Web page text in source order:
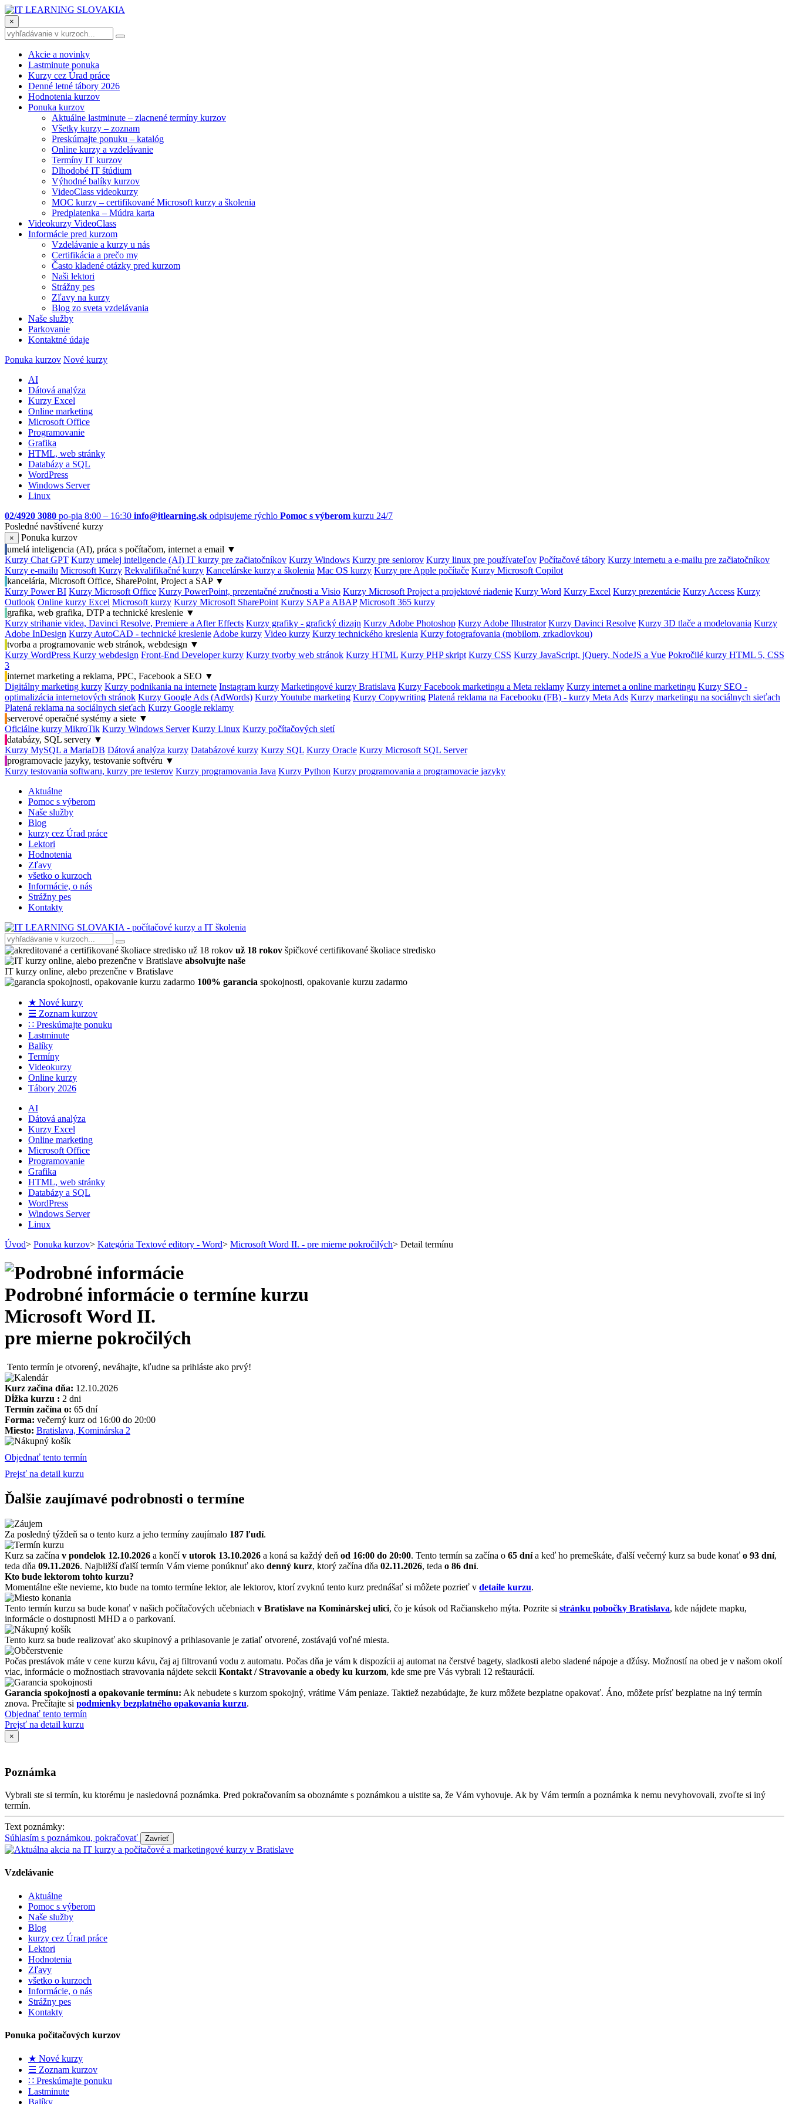
×
Akcie a novinky
Lastminute ponuka
Kurzy cez Úrad práce
Denné letné tábory 2026
Hodnotenia kurzov
Ponuka kurzov
Aktuálne lastminute – zlacnené termíny kurzov
Všetky kurzy – zoznam
Preskúmajte ponuku – katalóg
Online kurzy a vzdelávanie
Termíny IT kurzov
Dlhodobé IT štúdium
Výhodné balíky kurzov
VideoClass videokurzy
MOC kurzy – certifikované Microsoft kurzy a školenia
Predplatenka – Múdra karta
Videokurzy VideoClass
Informácie pred kurzom
Vzdelávanie a kurzy u nás
Certifikácia a prečo my
Často kladené otázky pred kurzom
Naši lektori
Strážny pes
Zľavy na kurzy
Blog zo sveta vzdelávania
Naše služby
Parkovanie
Kontaktné údaje
Ponuka kurzov Nové kurzy
AI
Dátová analýza
Kurzy Excel
Online marketing
Microsoft Office
Programovanie
Grafika
HTML, web stránky
Databázy a SQL
WordPress
Windows Server
Linux
02/4920 3080 po-pia 8:00 – 16:30 info@itlearning.sk odpisujeme rýchlo Pomoc s výberom kurzu 24/7
Posledné navštívené kurzy
×
Ponuka kurzov
umelá inteligencia (AI), práca s počítačom, internet a email ▼
Kurzy Chat GPT Kurzy umelej inteligencie (AI) IT kurzy pre začiatočníkov Kurzy Windows Kurzy pre seniorov Kurzy linux pre používateľov Počítačové tábory Kurzy internetu a e-mailu pre začiatočníkov
Kurzy e-mailu Microsoft Kurzy Rekvalifikačné kurzy Kancelárske kurzy a školenia Mac OS kurzy Kurzy pre Apple počítače Kurzy Microsoft Copilot
kancelária, Microsoft Office, SharePoint, Project a SAP ▼
Kurzy Power BI Kurzy Microsoft Office Kurzy PowerPoint, prezentačné zručnosti a Visio Kurzy Microsoft Project a projektové riadenie Kurzy Word Kurzy Excel Kurzy prezentácie Kurzy Access Kurzy
Outlook Online kurzy Excel Microsoft kurzy Kurzy Microsoft SharePoint Kurzy SAP a ABAP Microsoft 365 kurzy
grafika, web grafika, DTP a technické kreslenie ▼
Kurzy strihanie videa, Davinci Resolve, Premiere a After Effects Kurzy grafiky - grafický dizajn Kurzy Adobe Photoshop Kurzy Adobe Illustrator Kurzy Davinci Resolve Kurzy 3D tlače a modelovania Kurzy
Adobe InDesign Kurzy AutoCAD - technické kreslenie Adobe kurzy Video kurzy Kurzy technického kreslenia Kurzy fotografovania (mobilom, zrkadlovkou)
tvorba a programovanie web stránok, webdesign ▼
Kurzy WordPress Kurzy webdesign Front-End Developer kurzy Kurzy tvorby web stránok Kurzy HTML Kurzy PHP skript Kurzy CSS Kurzy JavaScript, jQuery, NodeJS a Vue Pokročilé kurzy HTML 5, CSS
3
internet marketing a reklama, PPC, Facebook a SEO ▼
Digitálny marketing kurzy Kurzy podnikania na internete Instagram kurzy Marketingové kurzy Bratislava Kurzy Facebook marketingu a Meta reklamy Kurzy internet a online marketingu Kurzy SEO -
optimalizácia internetových stránok Kurzy Google Ads (AdWords) Kurzy Youtube marketing Kurzy Copywriting Platená reklama na Facebooku (FB) - kurzy Meta Ads Kurzy marketingu na sociálnych sieťach
Platená reklama na sociálnych sieťach Kurzy Google reklamy
serverové operačné systémy a siete ▼
Oficiálne kurzy MikroTik Kurzy Windows Server Kurzy Linux Kurzy počítačových sietí
databázy, SQL servery ▼
Kurzy MySQL a MariaDB Dátová analýza kurzy Databázové kurzy Kurzy SQL Kurzy Oracle Kurzy Microsoft SQL Server
programovacie jazyky, testovanie softvéru ▼
Kurzy testovania softwaru, kurzy pre testerov Kurzy programovania Java Kurzy Python Kurzy programovania a programovacie jazyky
Aktuálne
Pomoc s výberom
Naše služby
Blog
kurzy cez Úrad práce
Lektori
Hodnotenia
Zľavy
všetko o kurzoch
Informácie, o nás
Strážny pes
Kontakty
už 18 rokov špičkové certifikované školiace stredisko
absolvujte naše
IT kurzy online, alebo prezenčne v Bratislave
100% garancia spokojnosti, opakovanie kurzu zadarmo
★ Nové kurzy
☰ Zoznam kurzov
∷ Preskúmajte ponuku
Lastminute
Balíky
Termíny
Videokurzy
Online kurzy
Tábory 2026
AI
Dátová analýza
Kurzy Excel
Online marketing
Microsoft Office
Programovanie
Grafika
HTML, web stránky
Databázy a SQL
WordPress
Windows Server
Linux
Úvod> Ponuka kurzov> Kategória Textové editory - Word> Microsoft Word II. - pre mierne pokročilých> Detail termínu
Podrobné informácie o termíne kurzu
Microsoft Word II.
pre mierne pokročilých
Tento termín je otvorený, neváhajte, kľudne sa prihláste ako prvý!
Kurz začína dňa: 12.10.2026
Dĺžka kurzu : 2 dni
Termín začína o: 65 dní
Forma: večerný kurz od 16:00 do 20:00
Miesto: Bratislava, Kominárska 2
Objednať tento termín
Prejsť na detail kurzu
Ďalšie zaujímavé podrobnosti o termíne
Za posledný týždeň sa o tento kurz a jeho termíny zaujímalo 187 ľudí.
Kurz sa začína v pondelok 12.10.2026 a končív utorok 13.10.2026 a koná sa každý deň od 16:00 do 20:00. Tento termín sa začína o 65 dnía keď ho premeškáte, ďalší večerný kurz sa bude konať o 93 dní,
teda dňa 09.11.2026. Najbližší ďalší termín Vám vieme ponúknuť ako denný kurz, ktorý začína dňa 02.11.2026, teda o 86 dní.
Kto bude lektorom tohto kurzu?
Momentálne ešte nevieme, kto bude na tomto termíne lektor, ale lektorov, ktorí zvyknú tento kurz prednášať si môžete pozrieť v detaile kurzu.
Tento termín kurzu sa bude konať v našich počítačových učebniach v Bratislave na Kominárskej ulici, čo je kúsok od Račianskeho mýta. Pozrite si stránku pobočky Bratislava, kde nájdete mapku,
informácie o dostupnosti MHD a o parkovaní.
Tento kurz sa bude realizovať ako skupinový a prihlasovanie je zatiaľ otvorené, zostávajú voľné miesta.
Počas prestávok máte v cene kurzu kávu, čaj aj filtrovanú vodu z automatu. Počas dňa je vám k dispozícii aj automat na čerstvé bagety, sladkosti alebo sladené nápoje a džúsy. Možností na obed je v našom okolí
viac, informácie o možnostiach stravovania nájdete sekcii Kontakt / Stravovanie a obedy ku kurzom, kde sme pre Vás vybrali 12 reštaurácií.
Garancia spokojnosti a opakovanie termínu: Ak nebudete s kurzom spokojný, vrátime Vám peniaze. Taktiež nezabúdajte, že kurz môžete bezplatne opakovať. Áno, môžete prísť bezplatne na iný termín
znova. Prečítajte si podmienky bezplatného opakovania kurzu.
Objednať tento termín
Prejsť na detail kurzu
×
Poznámka
Vybrali ste si termín, ku ktorému je nasledovná poznámka. Pred pokračovaním sa oboznámte s poznámkou a uistite sa, že Vám vyhovuje. Ak by Vám termín a poznámka k nemu nevyhovovali, zvoľte si iný
termín.
Text poznámky:
Súhlasím s poznámkou, pokračovať
Vzdelávanie
Aktuálne
Pomoc s výberom
Naše služby
Blog
kurzy cez Úrad práce
Lektori
Hodnotenia
Zľavy
všetko o kurzoch
Informácie, o nás
Strážny pes
Kontakty
Ponuka počítačových kurzov
★ Nové kurzy
☰ Zoznam kurzov
∷ Preskúmajte ponuku
Lastminute